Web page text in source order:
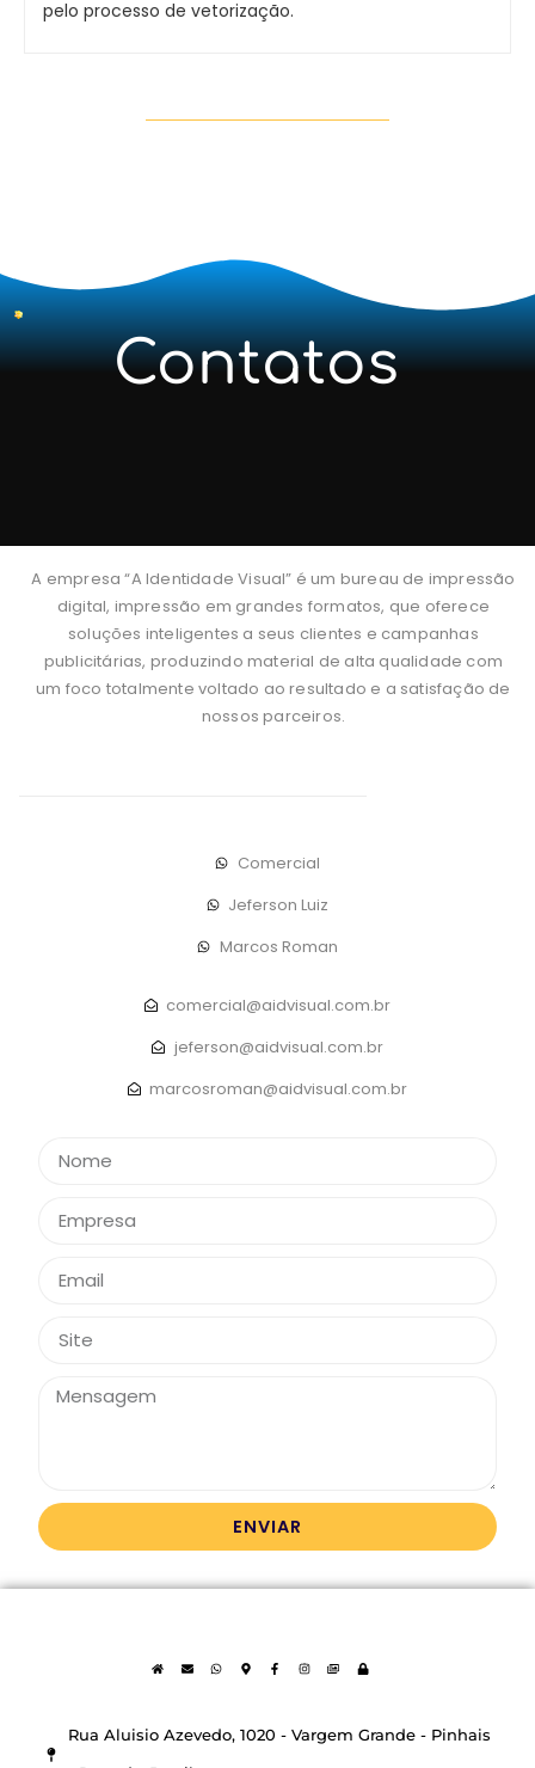
pelo processo de vetorização.
Contatos
A empresa “A Identidade Visual” é um bureau de impressão
digital, impressão em grandes formatos, que oferece
soluções inteligentes a seus clientes e campanhas
publicitárias, produzindo material de alta qualidade com
um foco totalmente voltado ao resultado e a satisfação de
nossos parceiros.
Comercial
Jeferson Luiz
Marcos Roman
comercial@aidvisual.com.br
jeferson@aidvisual.com.br
marcosroman@aidvisual.com.br
ENVIAR
Rua Aluisio Azevedo, 1020 - Vargem Grande - Pinhais